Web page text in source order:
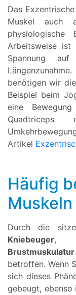
Das
Muskel auch
physiologische
Arbeitsweise ist
Spannung
benötigen wir
Beispiel beim
eine
Artikel
Häufig
Muskeln
Durch die
Kniebeuger,
betroffen. Wenn
sich dieses
gebeugt,